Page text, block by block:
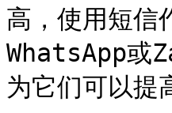
高，使用短信
WhatsApp或
为它们可以提